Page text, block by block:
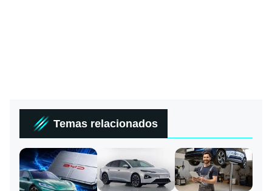
Temas relacionados